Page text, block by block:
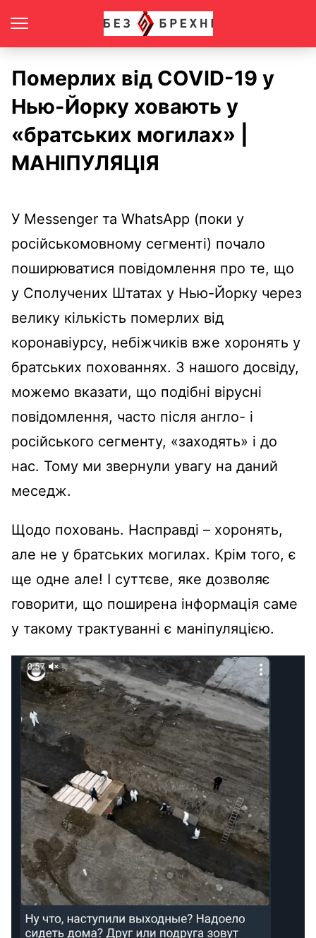
Померлих від COVID-19 у
Нью-Йорку ховають у
«братських могилах» |
МАНІПУЛЯЦІЯ
У Messenger та WhatsApp (поки у
російськомовному сегменті) почало
поширюватися повідомлення про те, що
у Сполучених Штатах у Нью-Йорку через
велику кількість померлих від
коронавіурсу, небіжчиків вже хоронять у
братських похованнях. З нашого досвіду,
можемо вказати, що подібні вірусні
повідомлення, часто після англо- і
російського сегменту, «заходять» і до
нас. Тому ми звернули увагу на даний
меседж.
Щодо поховань. Насправді – хоронять,
але не у братських могилах. Крім того, є
ще одне але! І суттєве, яке дозволяє
говорити, що поширена інформація саме
у такому трактуванні є маніпуляцією.